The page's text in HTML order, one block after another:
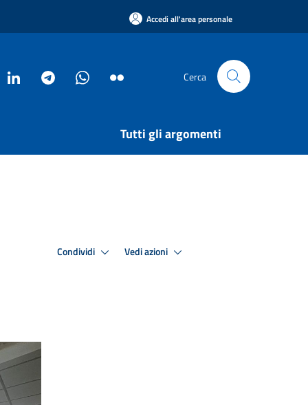
Accedi all'area personale
Cerca
Tutti gli argomenti
Condividi Vedi azioni